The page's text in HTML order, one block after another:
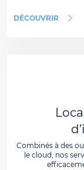
DÉCOUVRIR
Combinés à des
le cloud, nos